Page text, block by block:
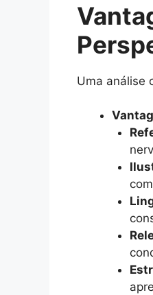
Uma análise